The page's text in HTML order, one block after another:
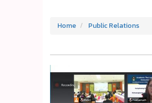
Home Public Relations